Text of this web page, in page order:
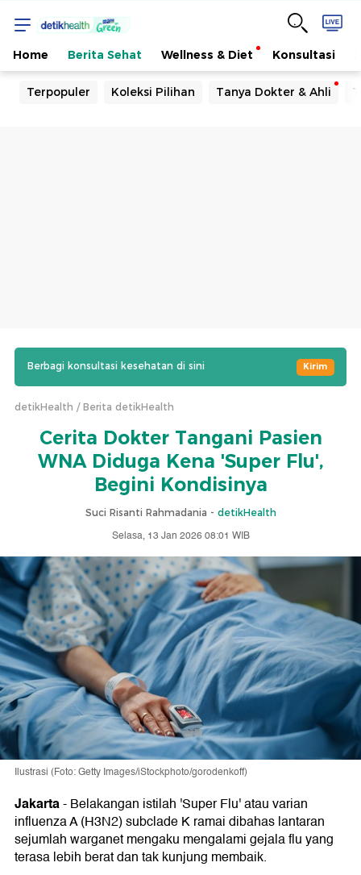
Home Berita Sehat Wellness & Diet Konsultasi
Terpopuler Koleksi Pilihan Tanya Dokter & Ahli
Berbagi konsultasi kesehatan di sini Kirim
detikHealth Berita detikHealth
Cerita Dokter Tangani Pasien
WNA Diduga Kena 'Super Flu',
Begini Kondisinya
Suci Risanti Rahmadania - detikHealth
Selasa, 13 Jan 2026 08:01 WIB
Ilustrasi (Foto: Getty Images/iStockphoto/gorodenkoff)
Jakarta-Belakangan istilah 'Super Flu' atau varian
influenza A (H3N2) subclade K ramai dibahas lantaran
sejumlah warganet mengaku mengalami gejala flu yang
terasa lebih berat dan tak kunjung membaik.